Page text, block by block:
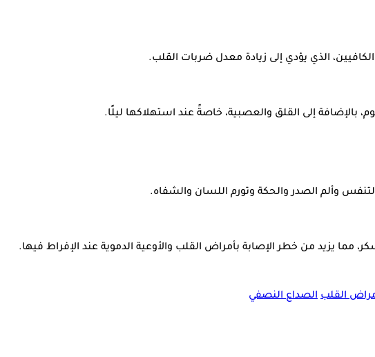
الذي يؤدي إلى زيادة معدل ضربات القلب.
بالإضافة إلى القلق والعصبية، خاصةً عند استهلاكها ليلًا.
وألم الصدر والحكة وتورم اللسان والشفاه.
القلب الصداع النصفي